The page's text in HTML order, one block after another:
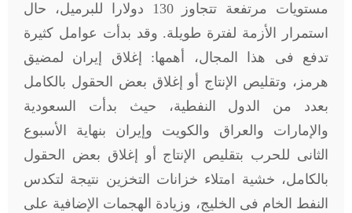
مستويات مرتفعة تتجاوز 130 دولارا للبرميل، حال
استمرار الأزمة لفترة طويلة. وقد بدأت عوامل كثيرة
تدفع فى هذا المجال، أهمها: إغلاق إيران لمضيق
هرمز، وتقليص الإنتاج أو إغلاق بعض الحقول بالكامل
بعدد من الدول النفطية، حيث بدأت السعودية
والإمارات والعراق والكويت وإيران بنهاية الأسبوع
الثانى للحرب بتقليص الإنتاج أو إغلاق بعض الحقول
بالكامل، خشية امتلاء خزانات التخزين نتيجة لتكدس
النفط الخام فى الخليج، وزيادة الهجمات الإضافية على